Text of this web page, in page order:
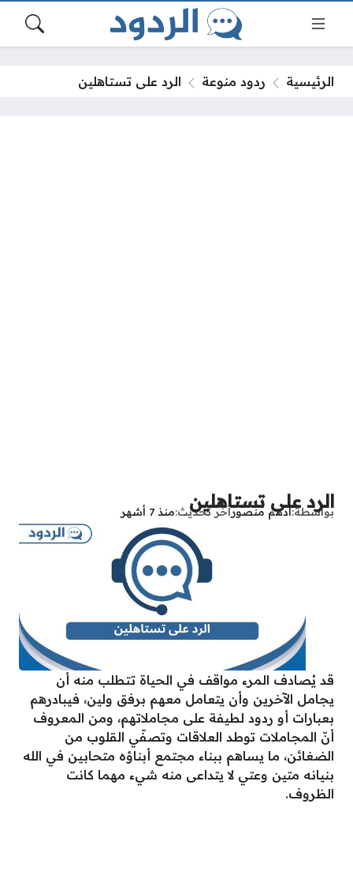
الرئيسية ردود منوعة الرد على تستاهلين
الرد على تستاهلين
بواسطةأدهم منصورآخر تحديث منذ 7 أشهر
قد يُصادف المرء مواقف في الحياة تتطلب منه أن
يجامل الآخرين وأن يتعامل معهم برفق ولين، فيبادرهم
بعبارات أو ردود لطيفة على مجاملاتهم، ومن المعروف
أنّ المجاملات توطد العلاقات وتصفّي القلوب من
الضغائن، ما يساهم ببناء مجتمع أبناؤه متحابين في الله
بنيانه متين وعتي لا يتداعى منه شيء مهما كانت
الظروف.